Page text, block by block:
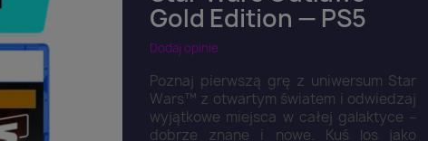
Gold Edition — PS5
Dodaj opinie
Poznaj pierwszą grę z uniwersum Star
Wars™ z otwartym światem i odwiedzaj
wyjątkowe miejsca w całej galaktyce –
dobrze znane i nowe. Kuś los jako